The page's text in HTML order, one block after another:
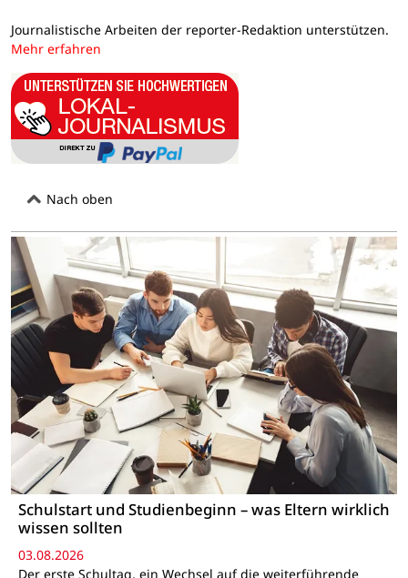
Journalistische Arbeiten der reporter-Redaktion unterstützen.
Mehr erfahren
Nach oben
Schulstart und Studienbeginn – was Eltern wirklich
wissen sollten
03.08.2026
Der erste Schultag, ein Wechsel auf die weiterführende